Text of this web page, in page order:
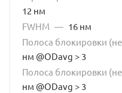
12 нм
FWHM — 16 нм
Полоса блокировки
нм @ODavg > 3
Полоса блокировки
нм @ODavg > 3